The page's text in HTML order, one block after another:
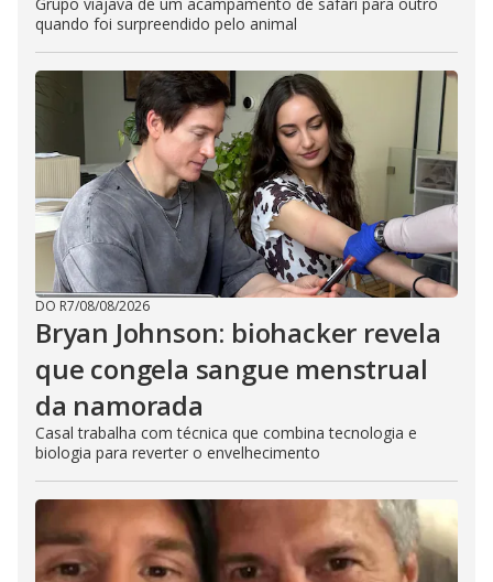
Grupo viajava de um acampamento de safári para outro
quando foi surpreendido pelo animal
DO R7/08/08/2026
Bryan Johnson: biohacker revela
que congela sangue menstrual
da namorada
Casal trabalha com técnica que combina tecnologia e
biologia para reverter o envelhecimento